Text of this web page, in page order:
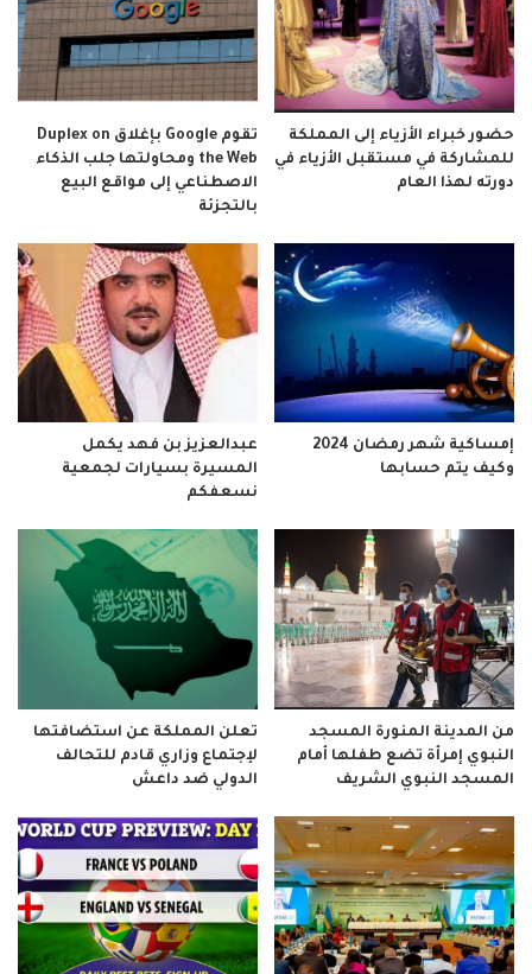
حضور خبراء الأزياء إلى المملكة
للمشاركة في مستقبل الأزياء في
دورته لهذا العام
تقوم Google بإغلاق Duplex on
the Web ومحاولتها جلب الذكاء
الاصطناعي إلى مواقع البيع
بالتجزئة
إمساكية شهر رمضان 2024
وكيف يتم حسابها
عبدالعزيز بن فهد يكمل
المسيرة بسيارات لجمعية
نسعفكم
من المدينة المنورة المسجد
النبوي إمرأة تضع طفلها أمام
المسجد النبوي الشريف
تعلن المملكة عن استضافتها
لإجتماع وزاري قادم للتحالف
الدولي ضد داعش